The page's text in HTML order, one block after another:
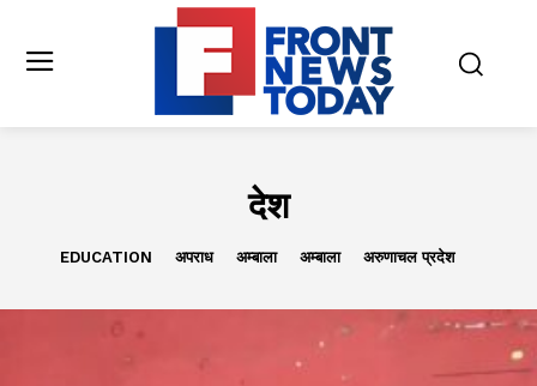
देश
EDUCATION अपराध अम्बाला अम्बाला अरुणाचल प्रदेश